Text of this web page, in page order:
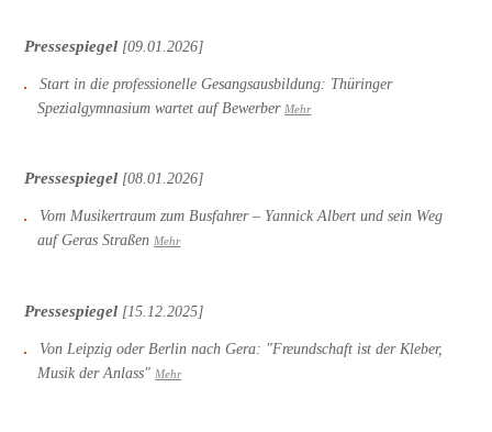
Pressespiegel [09.01.2026]
Start in die professionelle Gesangsausbildung: Thüringer
Spezialgymnasium wartet auf Bewerber Mehr
Pressespiegel [08.01.2026]
Vom Musikertraum zum Busfahrer – Yannick Albert und sein Weg
auf Geras Straßen Mehr
Pressespiegel [15.12.2025]
Von Leipzig oder Berlin nach Gera: "Freundschaft ist der Kleber,
Musik der Anlass" Mehr